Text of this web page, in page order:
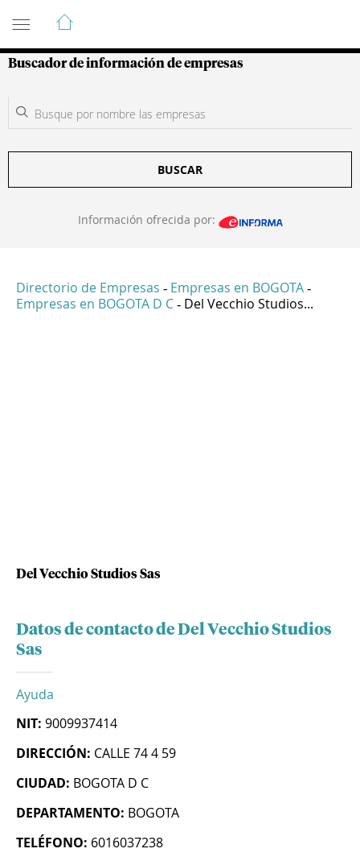
Guía de Empresas Colombianas
Buscador de información de empresas
BUSCAR
Información ofrecida por:
Directorio de Empresas - Empresas en BOGOTA -
Empresas en BOGOTA D C - Del Vecchio Studios...
Del Vecchio Studios Sas
Datos de contacto de Del Vecchio Studios
Sas
Ayuda
NIT: 9009937414
DIRECCIÓN: CALLE 74 4 59
CIUDAD: BOGOTA D C
DEPARTAMENTO: BOGOTA
TELÉFONO: 6016037238